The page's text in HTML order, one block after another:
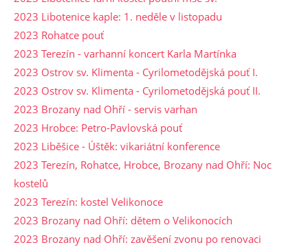
2023 Libotenice kaple: 1. neděle v listopadu
2023 Rohatce pouť
2023 Terezín - varhanní koncert Karla Martínka
2023 Ostrov sv. Klimenta - Cyrilometodějská pouť I.
2023 Ostrov sv. Klimenta - Cyrilometodějská pouť II.
2023 Brozany nad Ohří - servis varhan
2023 Hrobce: Petro-Pavlovská pouť
2023 Liběšice - Úštěk: vikariátní konference
2023 Terezín, Rohatce, Hrobce, Brozany nad Ohří: Noc
kostelů
2023 Terezín: kostel Velikonoce
2023 Brozany nad Ohří: dětem o Velikonocích
2023 Brozany nad Ohří: zavěšení zvonu po renovaci